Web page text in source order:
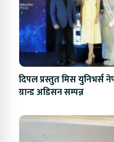
दिपल प्रस्तुत मिस युनिभर्स
ग्रान्ड अडिसन सम्पन्न